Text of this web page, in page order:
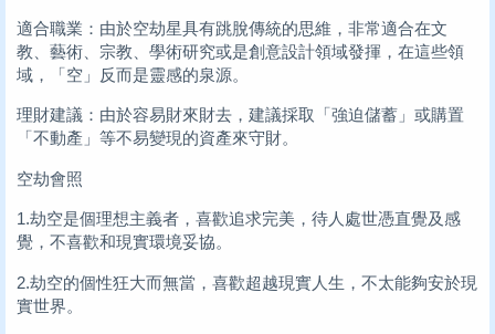
適合職業：由於空劫星具有跳脫傳統的思維，非常適合在文
教、藝術、宗教、學術研究或是創意設計領域發揮，在這些領
域，「空」反而是靈感的泉源。
理財建議：由於容易財來財去，建議採取「強迫儲蓄」或購置
「不動產」等不易變現的資產來守財。
空劫會照
1.劫空是個理想主義者，喜歡追求完美，待人處世憑直覺及感
覺，不喜歡和現實環境妥協。
2.劫空的個性狂大而無當，喜歡超越現實人生，不太能夠安於現
實世界。